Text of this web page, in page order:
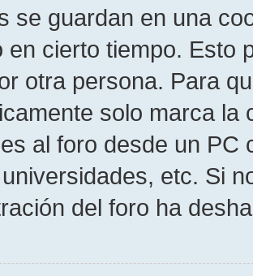
se guardan en una
en cierto tiempo. Esto
otra persona. Para
solo marca la
al foro desde un PC
etc. Si
del foro ha